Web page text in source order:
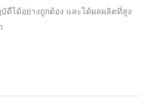
ตืได้อย่างถูกต้อง และได้ผลผลิตที่สูง